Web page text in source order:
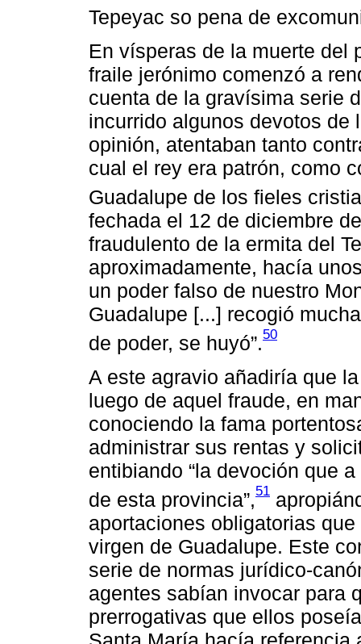
Tepeyac so pena de
En vísperas de la muerte del
fraile jerónimo comenzó a
cuenta de la gravísima serie
incurrido algunos devotos de
opinión, atentaban tanto
cual el rey era patrón, como
Guadalupe de los fieles
fechada el 12 de diciembre
fraudulento de la ermita del
aproximadamente, hacía
un poder falso de nuestro
Guadalupe [...] recogió
de poder, se huyó”.50
A este agravio añadiría que
luego de aquel fraude, en
conociendo la fama
administrar sus rentas y
entibiando “la devoción que
de esta provincia”,51
aportaciones obligatorias
virgen de Guadalupe. Este
serie de normas jurídico-
agentes sabían invocar para
prerrogativas que ellos